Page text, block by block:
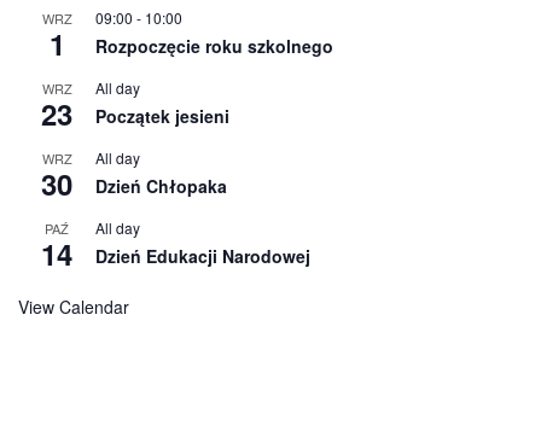
WRZ
1
09:00 - 10:00
Rozpoczęcie roku szkolnego
WRZ
23
All day
Początek jesieni
WRZ
30
All day
Dzień Chłopaka
PAŹ
14
All day
Dzień Edukacji Narodowej
View Calendar